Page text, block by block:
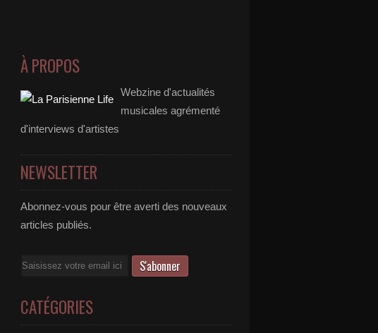
À PROPOS
Webzine d'actualités
musicales agrémenté
d'interviews d'artistes
NEWSLETTER
Abonnez-vous pour être averti des nouveaux
articles publiés.
Email
CATÉGORIES